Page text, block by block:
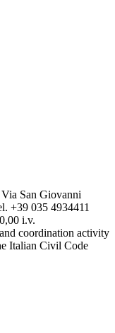
San Giovanni
+39 035 4934411
i.v.
coordination activity
Italian Civil Code